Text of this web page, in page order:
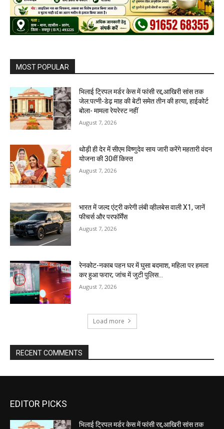
MOST POPULAR
भिलाई ट्रिपल मर्डर केस में फांसी रद्द,आखिरी सांस तक
जेल:पत्नी-डेढ़ माह की बेटी समेत तीन की हत्या, हाईकोर्ट
बोला- मामला रेयरेस्ट नहीं
August 7, 2026
थोड़ी ही देर में सीएम विष्णुदेव साय जारी करेंगे महतारी वंदन
योजना की 30वीं किस्त
August 7, 2026
भारत में जल्द एंट्री करेगी लंबी व्हीलबेस वाली X1, जानें
फीचर्स और परफॉर्मेंस
August 7, 2026
रेनकोट-नकाब पहन घर में घुसा बदमाश, महिला पर हमला
कर हुआ फरार; जांच में जुटी पुलिस…
August 7, 2026
Load more
RECENT COMMENTS
EDITOR PICKS
भिलाई ट्रिपल मर्डर केस में फांसी रद्द,आखिरी सांस तक